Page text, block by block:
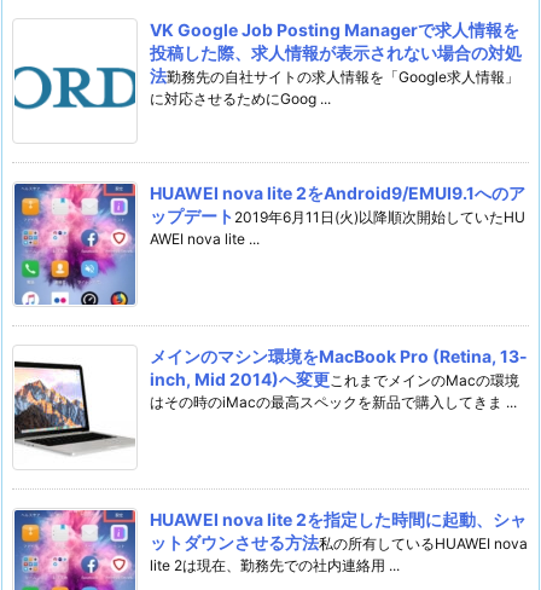
VK Google Job Posting Managerで求人情報を
投稿した際、求人情報が表示されない場合の対処
法勤務先の自社サイトの求人情報を「Google求人情報」
に対応させるためにGoog ...
HUAWEI nova lite 2をAndroid9/EMUI9.1へのア
ップデート 2019年6月11日(火)以降順次開始していたHU
AWEI nova lite ...
メインのマシン環境をMacBook Pro (Retina, 13-
inch, Mid 2014)へ変更 これまでメインのMacの環境
はその時のiMacの最高スペックを新品で購入してきま ...
HUAWEI nova lite 2を指定した時間に起動、シャ
ットダウンさせる方法私の所有しているHUAWEI nova
lite 2は現在、勤務先での社内連絡用 ...